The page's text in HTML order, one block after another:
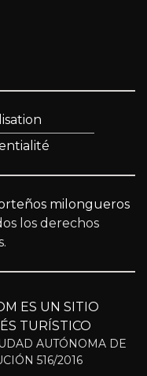
milongueros
los derechos
ES UN SITIO
TURÍSTICO
AUTÓNOMA DE
516/2016